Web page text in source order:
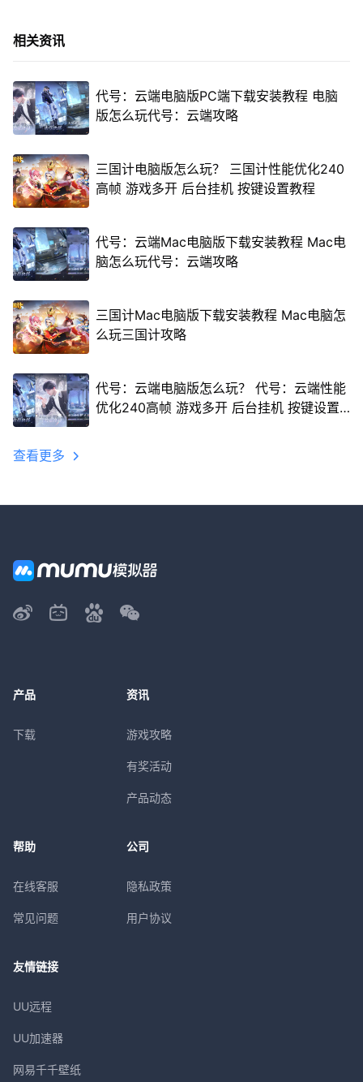
相关资讯
代号：云端电脑版PC端下载安装教程 电脑
版怎么玩代号：云端攻略
三国计电脑版怎么玩？ 三国计性能优化240
高帧 游戏多开 后台挂机 按键设置教程
代号：云端Mac电脑版下载安装教程 Mac电
脑怎么玩代号：云端攻略
三国计Mac电脑版下载安装教程 Mac电脑怎
么玩三国计攻略
代号：云端电脑版怎么玩？ 代号：云端性能
优化240高帧 游戏多开 后台挂机 按键设置
查看更多
产品
下载
资讯
游戏攻略
有奖活动
产品动态
帮助
在线客服
常见问题
公司
隐私政策
用户协议
友情链接
UU远程
UU加速器
网易千千壁纸